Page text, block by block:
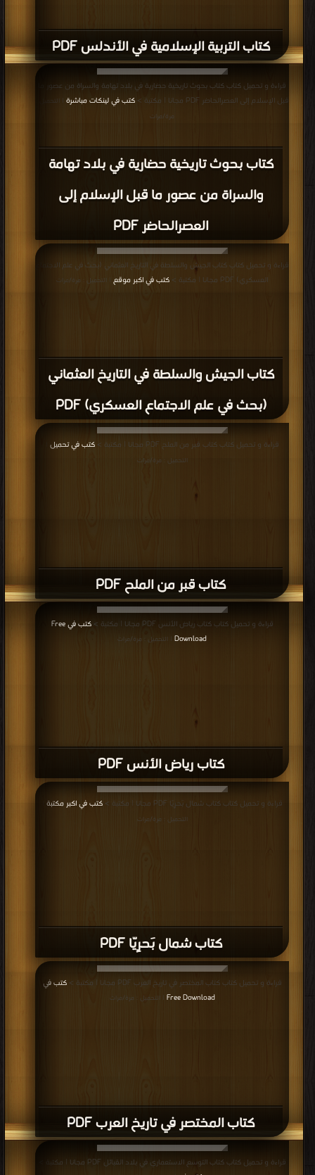
العصرالحاضر PDF
كتاب الجيش والسلطة في التاريخ العثماني
(بحث في علم الاجتماع العسكري) PDF
قراءة و تحميل كتاب كتاب الجيش والسلطة في التاريخ العثماني (بحث في علم الاجتماع
العسكري) PDF مجانا | مكتبة >
كتب في اكبر موقع | التحميل : مرة/مرات
كتاب قبر من الملح PDF
قراءة و تحميل كتاب كتاب قبر من الملح PDF مجانا | مكتبة > كتب في تحميل
التحميل : مرة/مرات
كتاب رياض الأنس PDF
قراءة و تحميل كتاب كتاب رياض الأنس PDF مجانا | مكتبة >
كتب في Free
Download| التحميل : مرة/مرات
كتاب شمال بَحرِِيّا PDF
قراءة و تحميل كتاب كتاب شمال بَحرِِيّا PDF مجانا | مكتبة > كتب في اكبر مكتبة
التحميل : مرة/مرات
كتاب المختصر في تاريخ العرب PDF
قراءة و تحميل كتاب كتاب المختصر في تاريخ العرب PDF مجانا | مكتبة >
كتب في
Free Download
| التحميل : مرة/مرات
PDF
قراءة و تحميل كتاب كتاب التوسع الاستعماري في بلاد القبائل PDF مجانا | مكتبة >
كتب في| التحميل : مرة/مرات
قراءة و تحميل كتاب كتاب تاريخ كوكب القاهرة PDF مجانا | مكتبة >
كتب في تنزيل